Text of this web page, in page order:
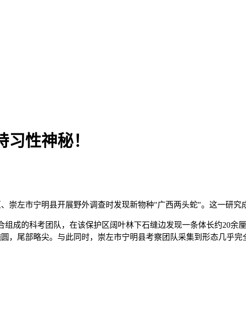
性神秘！
崇左市宁明县开展野外调查时发现新物种"广西两头蛇"。这一研究
成的科考团队，在该保护区阔叶林下石缝边发现一条体长约20余
尾部略尖。与此同时，崇左市宁明县考察团队采集到形态几乎完